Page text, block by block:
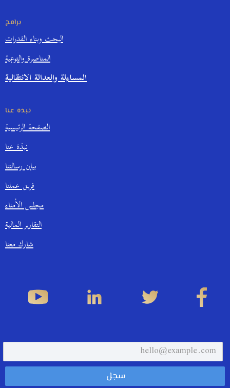
برامج
البحث وبناء القدرات
المناصرة والتوعية
المساءلة والعدالة الانتقالية
نبذة عنا
الصفحة الرئيسية
نبذة عنا
بيان رسالتنا
فريق عملنا
مجلس الأمناء
التقارير المالية
شارك معنا